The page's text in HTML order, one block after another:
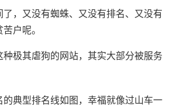
，又没有蜘蛛、又没有排名、又没有
户呢。
极其虐狗的网站，其实大部分被服务
的典型排名线如图，幸福就像过山车一